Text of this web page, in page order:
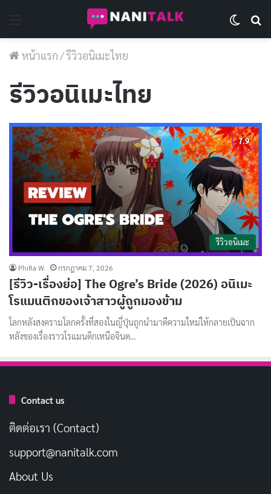
หน้าแรก/รีวิวอนิเมะไทย
รีวิวอนิเมะไทย
รีวิวอนิเมะ
PhiRa W. กรกฎาคม 7, 2026
[รีวิว-เรื่องย่อ] The Ogre’s Bride (2026) อนิเมะ
โรแมนติกของเจ้าสาวผู้ถูกมองข้าม
โลกหลังสงครามโลกครั้งที่สองในญี่ปุ่นถูกนำมาตีความใหม่ให้กลายเป็นฉาก
หลังของเรื่องราวโรแมนติกเหนือจินต…
Contact us
ติดต่อเรา (Contact)
support@nanitalk.com
About Us